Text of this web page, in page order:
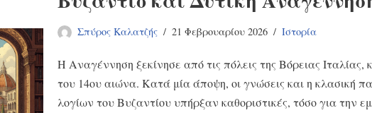
Σπύρος Καλατζής 21 Φεβρουαρίου 2026 Ιστορία
Η Αναγέννηση ξεκίνησε από τις πόλεις της Βόρειας Ιταλίας,
του 14ου αιώνα. Κατά μία άποψη, οι γνώσεις και η κλασική
λογίων του Βυζαντίου υπήρξαν καθοριστικές, τόσο για την